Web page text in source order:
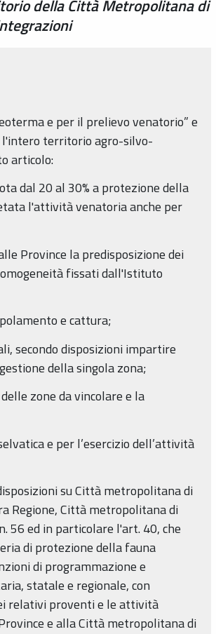
della Città Metropolitana di
e per il prelievo venatorio” e
l'intero territorio agro-silvo-
articolo:
dal 20 al 30% a protezione della
l'attività venatoria anche per
Province la predisposizione dei
fissati dall'Istituto
e cattura;
secondo disposizioni impartire
della singola zona;
zone da vincolare e la
e per l’esercizio dell’attività
su Città metropolitana di
Regione, Città metropolitana di
56 ed in particolare l'art. 40, che
di protezione della fauna
di programmazione e
statale e regionale, con
relativi proventi e le attività
e alla Città metropolitana di